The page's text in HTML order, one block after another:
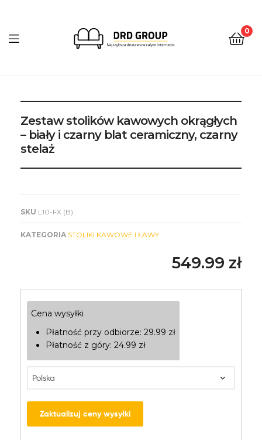
Group
0
Zestaw stolików kawowych okrągłych
– biały i czarny blat ceramiczny, czarny
stelaż
SKU L10-FX (B)
KATEGORIA STOLIKI KAWOWE I ŁAWY
549.99 zł
Cena wysyłki
Płatność przy odbiorze: 29.99 zł
Płatność z góry: 24.99 zł
Zaktualizuj ceny wysyłki